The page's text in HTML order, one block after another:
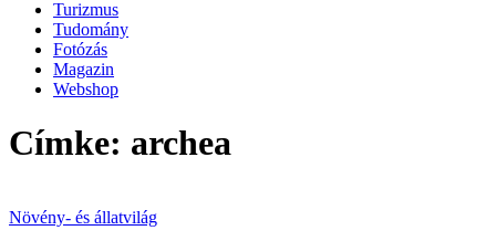
Turizmus
Tudomány
Fotózás
Magazin
Webshop
Címke: archea
Növény- és állatvilág